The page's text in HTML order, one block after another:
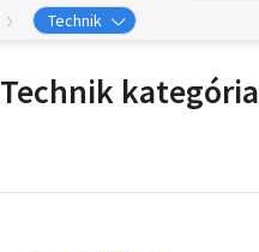
Technik
Technik kategória